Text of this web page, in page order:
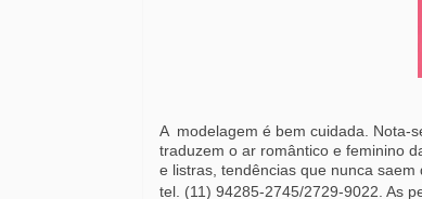
A modelagem é bem cuidada. Nota-
traduzem o ar romântico e feminino
e listras, tendências que nunca
tel. (11) 94285-2745/2729-9022. As